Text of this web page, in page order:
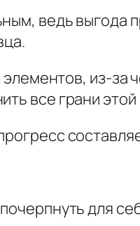
ведь выгода
из-
все грани этой
для